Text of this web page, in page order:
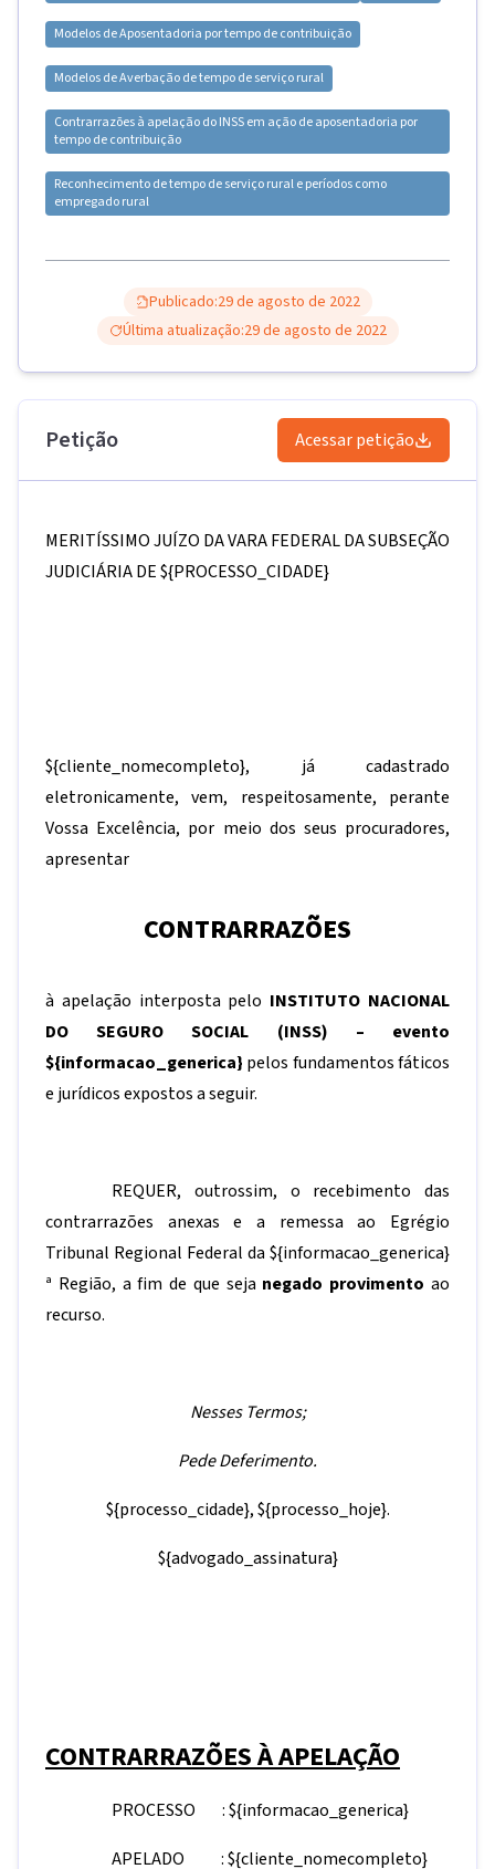
Modelos deAposentadoria por tempo de contribuição
Modelos deAverbação de tempo de serviço rural
Contrarrazões à apelação do INSS em ação de aposentadoria por
tempo de contribuição
Reconhecimento de tempo de serviço rural e períodos como
empregado rural
Publicado:29 de agosto de 2022
Última atualização:29 de agosto de 2022
Petição Acessar petição
MERITÍSSIMO JUÍZO DA VARA FEDERAL DA SUBSEÇÃO
JUDICIÁRIA DE${PROCESSO_CIDADE}
${cliente_nomecompleto}, já cadastrado
eletronicamente, vem, respeitosamente, perante
Vossa Excelência, por meio dos seus procuradores,
apresentar
CONTRARRAZÕES
à apelação interposta pelo INSTITUTO NACIONAL
DO SEGURO SOCIAL (INSS) – evento
${informacao_generica} pelos fundamentos fáticos
e jurídicos expostos a seguir.
REQUER, outrossim, o recebimento das
contrarrazões anexas e a remessa ao Egrégio
Tribunal Regional Federal da ${informacao_generica}
ª Região, a fim de que seja negado provimento ao
recurso.
Nesses Termos;
Pede Deferimento.
${processo_cidade},${processo_hoje}.
${advogado_assinatura}
CONTRARRAZÕES À APELAÇÃO
PROCESSO :${informacao_generica}
APELADO :${cliente_nomecompleto}